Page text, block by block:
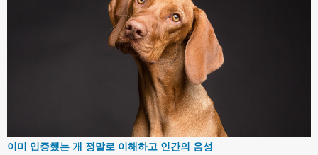
이미 입증했는 개 정말로 이해하고 인간의 음성